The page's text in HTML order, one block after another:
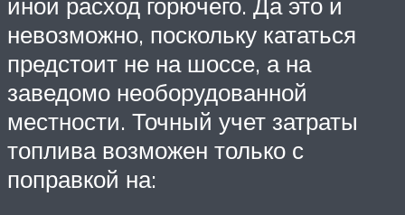
невозможно, поскольку кататься
предстоит не на шоссе, а на
заведомо необорудованной
местности. Точный учет затраты
топлива возможен только с
поправкой на: